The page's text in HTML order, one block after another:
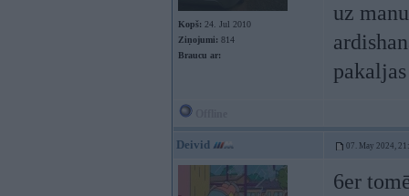
Kopš: 24. Jul 2010
Ziņojumi: 814
Braucu ar:
uz
Deivid 07. May 2024,
6er